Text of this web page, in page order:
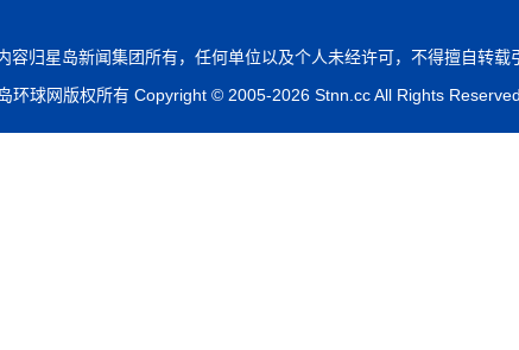
容归星岛新闻集团所有，任何单位以及个人未经许可，不得擅自转载
环球网版权所有 Copyright © 2005-2026 Stnn.cc All Rights Reserved.